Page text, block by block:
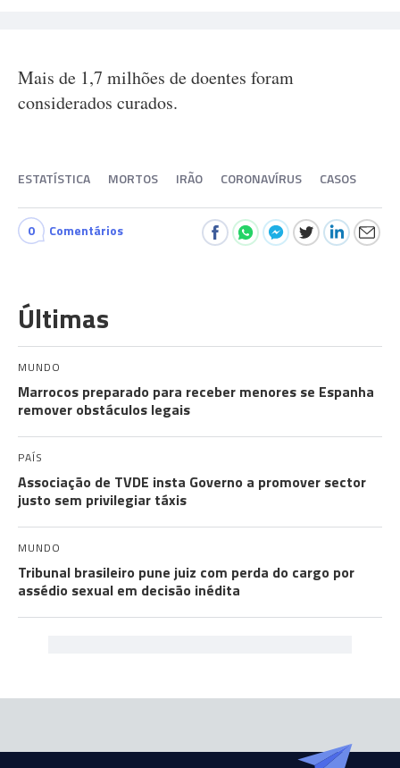
Mais de 1,7 milhões de doentes foram
considerados curados.
ESTATÍSTICA MORTOS IRÃO CORONAVÍRUS CASOS
0 Comentários
Últimas
MUNDO
Marrocos preparado para receber menores se Espanha
remover obstáculos legais
PAÍS
Associação de TVDE insta Governo a promover sector
justo sem privilegiar táxis
MUNDO
Tribunal brasileiro pune juiz com perda do cargo por
assédio sexual em decisão inédita